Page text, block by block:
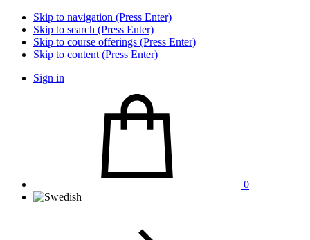
Skip to navigation (Press Enter)
Skip to search (Press Enter)
Skip to course offerings (Press Enter)
Skip to content (Press Enter)
Sign in
0